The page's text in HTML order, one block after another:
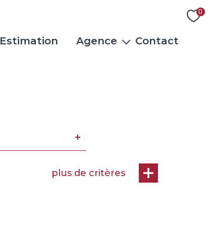
0
Estimation Agence Contact
plus de critères